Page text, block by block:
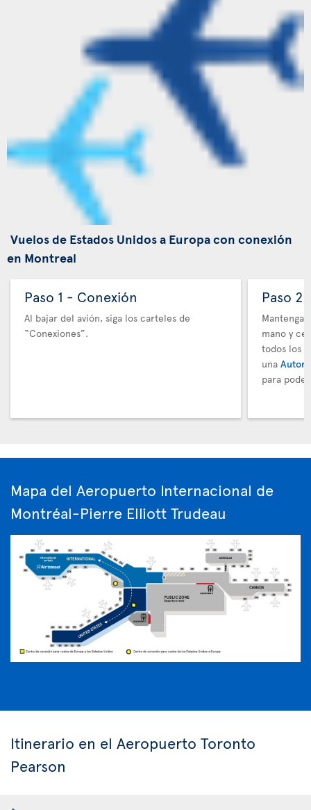
Vuelos de Estados Unidos a Europa con conexión
en Montreal
Paso 1 - Conexión
Al bajar del avión, siga los carteles de
“Conexiones”.
Paso 2
Mantenga
mano y
todos los
una
para
Mapa del Aeropuerto Internacional de
Montréal-Pierre Elliott Trudeau
Itinerario en el Aeropuerto Toronto
Pearson